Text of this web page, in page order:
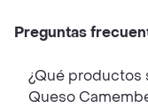
Preguntas
¿Qué productos
Queso